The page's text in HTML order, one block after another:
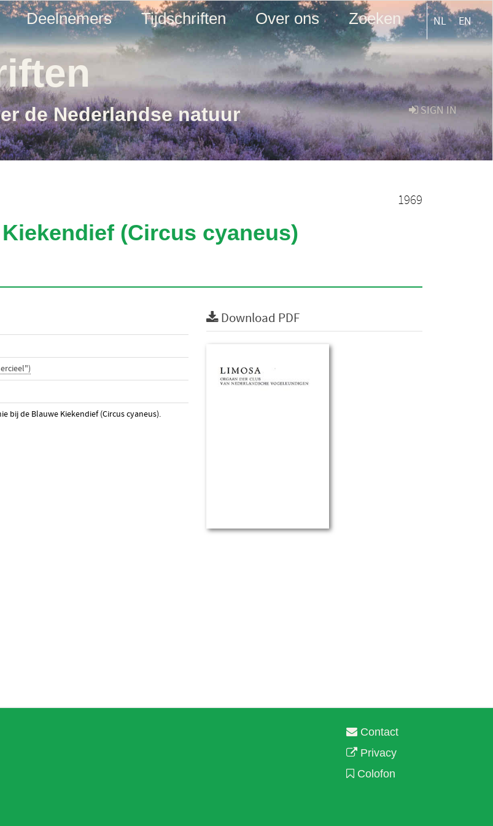
Deelnemers Tijdschriften Over ons Zoeken NL EN
SIGN IN
de Nederlandse natuur
1969
(Circus cyaneus)
bij de Blauwe Kiekendief (Circus cyaneus).
Download PDF
Contact
Privacy
Colofon